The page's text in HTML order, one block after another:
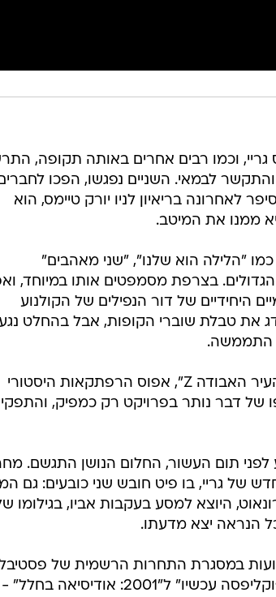
וכמו רבים אחרים באותה תקופה,
לבמאי. השניים נפגשו, הפכו
לאחרונה בריאיון לניו יורק טיימס, הוא
ממנו את המיטב.
כמו "הלילה הוא שלנו", "שני מאהבים"
בצרפת מסמפטים אותו במיוחד,
היחידיים של דור הנפילים של הקולנוע
את טבלת שוברי הקופות, אבל בהחלט
התממשה.
זה כמעט קרה לפני שלוש שנים, עת ביים גריי את "העיר האבודה Z", אפוס הרפתקאות היסטורי
של דבר נותר בפרויקט רק כמפיק,
לפני תום העשור, החלום הנושן התגשם.
של גריי, בו פיט חובש שני כובעים: גם
היוצא למסע בעקבות אביו, בגילומו
הנראה יצא מדעתו.
במסגרת התחרות הרשמית של
ונציה. גריי הגדיר אותו בהזדמנות זו כשילוב בין "אפוקליפסה עכשיו" ל"2001: אודיסיאה בחלל" -